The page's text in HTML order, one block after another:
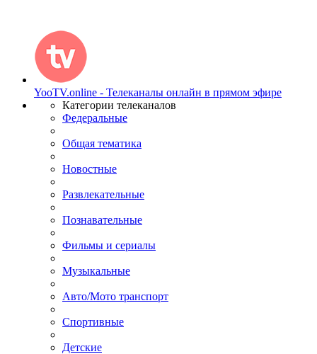
YooTV.online - Телеканалы онлайн в прямом эфире
Категории телеканалов
Федеральные
Общая тематика
Новостные
Развлекательные
Познавательные
Фильмы и сериалы
Музыкальные
Авто/Мото транспорт
Спортивные
Детские